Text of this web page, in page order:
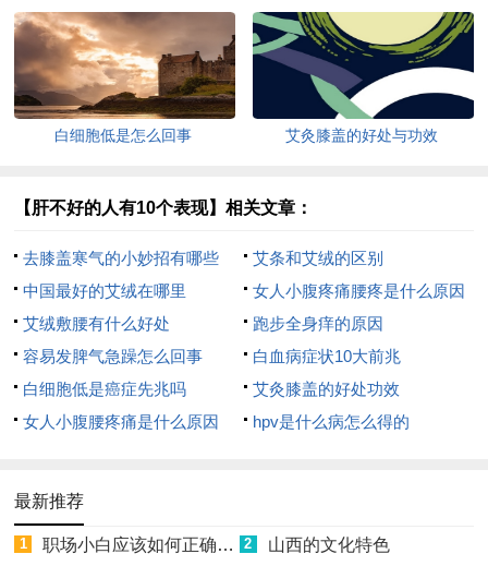
白细胞低是怎么回事 艾灸膝盖的好处与功效
【肝不好的人有10个表现】相关文章：
去膝盖寒气的小妙招有哪些
艾条和艾绒的区别
中国最好的艾绒在哪里
女人小腹疼痛腰疼是什么原因
艾绒敷腰有什么好处
跑步全身痒的原因
容易发脾气急躁怎么回事
白血病症状10大前兆
白细胞低是癌症先兆吗
艾灸膝盖的好处功效
女人小腹腰疼痛是什么原因
hpv是什么病怎么得的
最新推荐
1 职场小白应该如何正确做好职场规划 2 山西的文化特色